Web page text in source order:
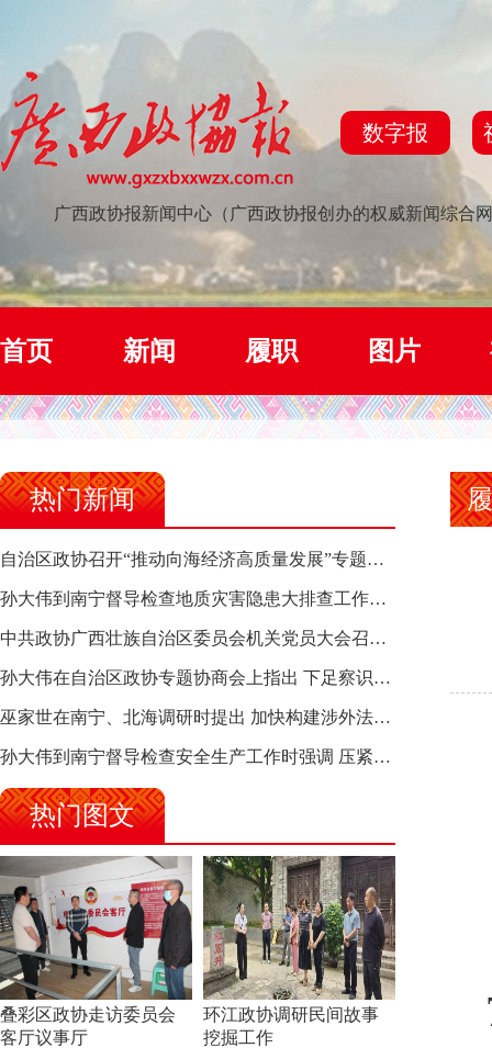
数字报
广西政协报新闻中心（广西政协报创办的权威新闻综合
首页 新闻 履职 图片
热门新闻
自治区政协召开“推动向海经济高质量发展”专题调研座谈会 钱学明出席并讲话
孙大伟到南宁督导检查地质灾害隐患大排查工作时强调 筑牢地质灾害安全防线 全力保障人民群众生命财产安全
中共政协广西壮族自治区委员会机关党员大会召开 选举产生新一届机关党委、机关纪委
孙大伟在自治区政协专题协商会上指出 下足察识谋督之功 恪尽服务大局之责 助推有色金属、关键金属产业高质量发展
巫家世在南宁、北海调研时提出 加快构建涉外法律供给集群 护航向海经济高质量发展
孙大伟到南宁督导检查安全生产工作时强调 压紧压实责任 狠抓隐患整治 坚决筑牢安全生产防线
热门图文
叠彩区政协走访委员会
客厅议事厅
环江政协调研民间故事
挖掘工作